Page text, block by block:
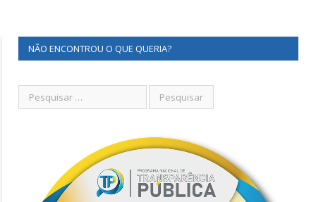
NÃO ENCONTROU O QUE QUERIA?